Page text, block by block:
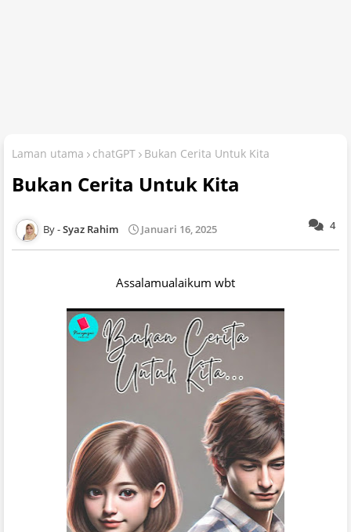
Laman utama chatGPT Bukan Cerita Untuk Kita
Bukan Cerita Untuk Kita
4
Syaz Rahim Januari 16, 2025
Assalamualaikum wbt